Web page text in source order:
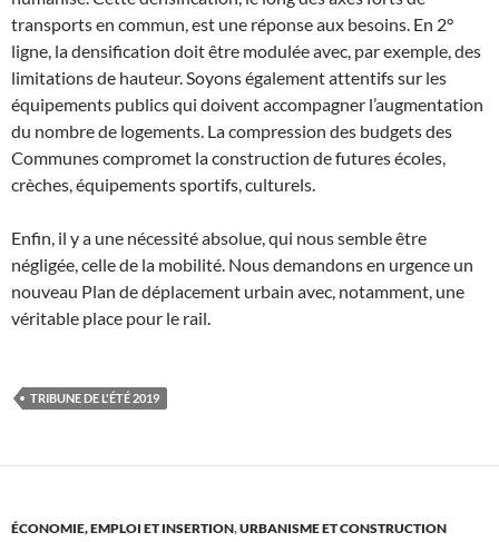
transports en commun, est une réponse aux besoins. En 2°
ligne, la densification doit être modulée avec, par exemple, des
limitations de hauteur. Soyons également attentifs sur les
équipements publics qui doivent accompagner l’augmentation
du nombre de logements. La compression des budgets des
Communes compromet la construction de futures écoles,
crèches, équipements sportifs, culturels.
Enfin, il y a une nécessité absolue, qui nous semble être
négligée, celle de la mobilité. Nous demandons en urgence un
nouveau Plan de déplacement urbain avec, notamment, une
véritable place pour le rail.
TRIBUNE DE L'ÉTÉ 2019
ÉCONOMIE, EMPLOI ET INSERTION,URBANISME ET CONSTRUCTION